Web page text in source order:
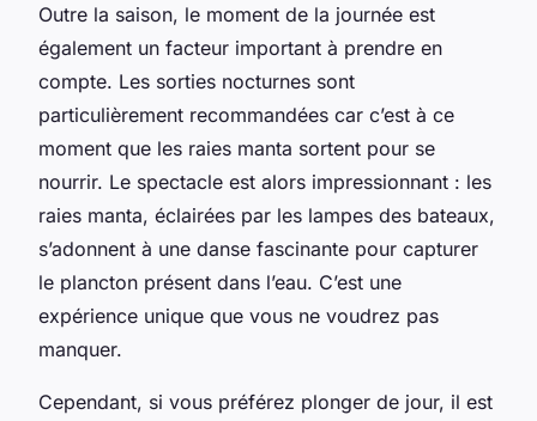
Outre la saison, le moment de la journée est
également un facteur important à prendre en
compte. Les sorties nocturnes sont
particulièrement recommandées car c’est à ce
moment que les raies manta sortent pour se
nourrir. Le spectacle est alors impressionnant : les
raies manta, éclairées par les lampes des bateaux,
s’adonnent à une danse fascinante pour capturer
le plancton présent dans l’eau. C’est une
expérience unique que vous ne voudrez pas
manquer.
Cependant, si vous préférez plonger de jour, il est